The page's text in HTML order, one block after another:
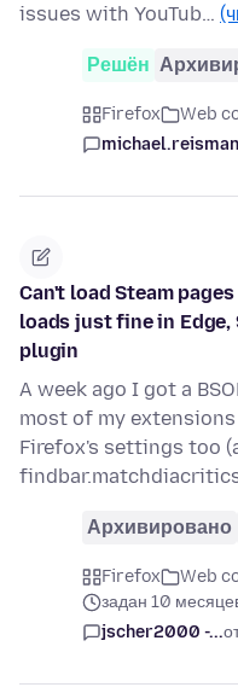
issues with YouTub…
Решён
Firefox Web
michael.reisman
Can't load Steam
loads just fine in Edge,
plugin
A week ago I got a
most of my
Firefox's settings too
Архивировано
Firefox
Web
задан 10
jscher2000 -...